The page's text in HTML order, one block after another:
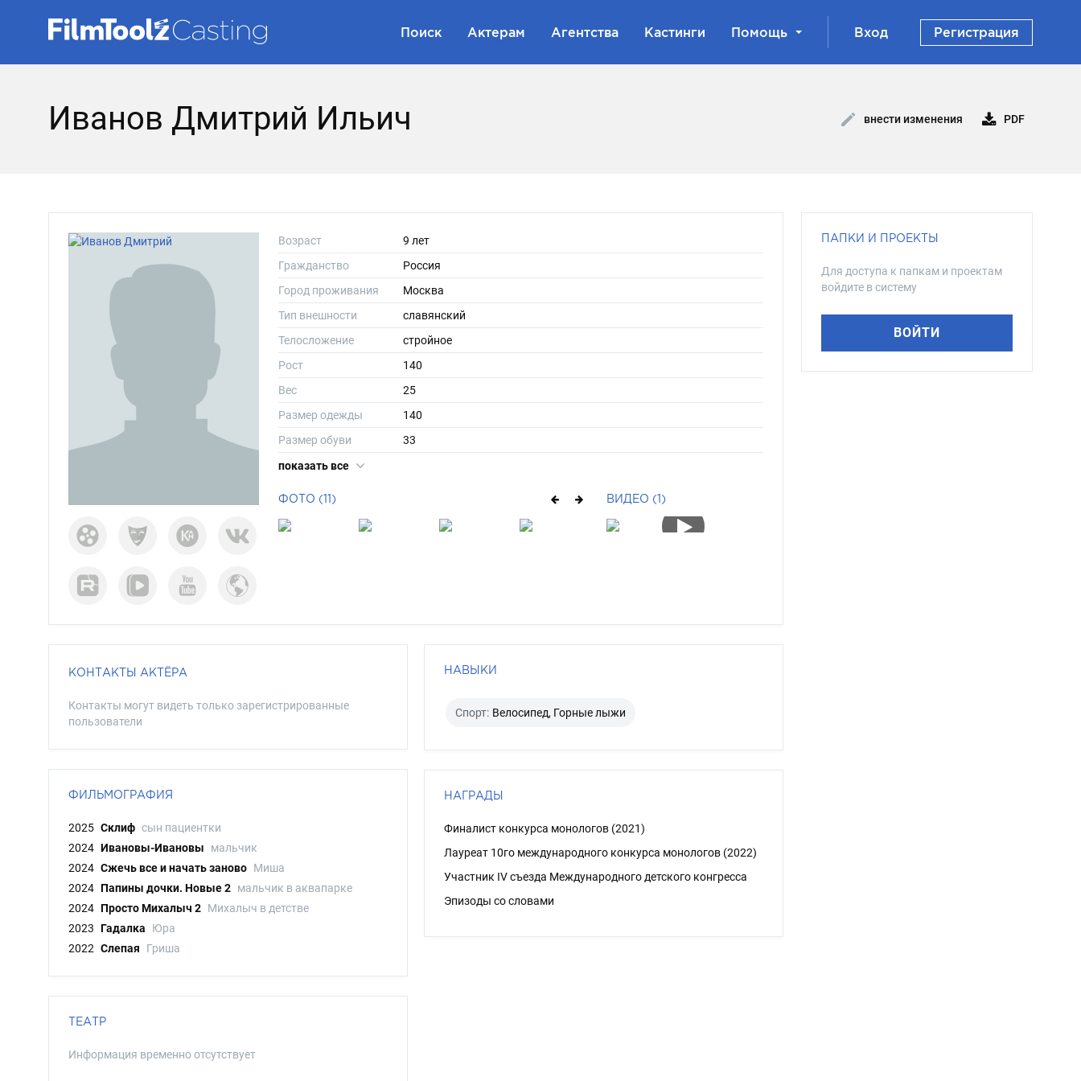
Поиск Актерам Агентства Кастинги Помощь Вход Регистрация
Иванов Дмитрий Ильич внести изменения PDF
Возраст
9 лет
Гражданство
Россия
Город проживания
Москва
Тип внешности
славянский
Телосложение
стройное
Рост
140
Вес
25
Размер одежды
140
Размер обуви
33
Длина волос
показать все
ФОТО (11) ВИДЕО (1)
КОНТАКТЫ АКТЁРА
Контакты могут видеть только зарегистрированные
пользователи
ФИЛЬМОГРАФИЯ
2025 Склиф сын пациентки
2024 Ивановы-Ивановы
мальчик
2024 Сжечь все и начать заново Миша
2024 Папины дочки. Новые 2 мальчик в аквапарке
2024 Просто Михалыч 2 Михалыч в детстве
2023
Гадалка
Юра
2022 Слепая Гриша
ТЕАТР
Информация временно отсутствует
НАВЫКИ
Спорт: Велосипед, Горные лыжи
НАГРАДЫ
Финалист конкурса монологов (2021)
Лауреат 10го международного конкурса монологов (2022)
Участник IV съезда Международного детского конгресса
Эпизоды со словами
ПАПКИ И ПРОЕКТЫ
Для доступа к папкам и проектам
войдите в систему
ВОЙТИ